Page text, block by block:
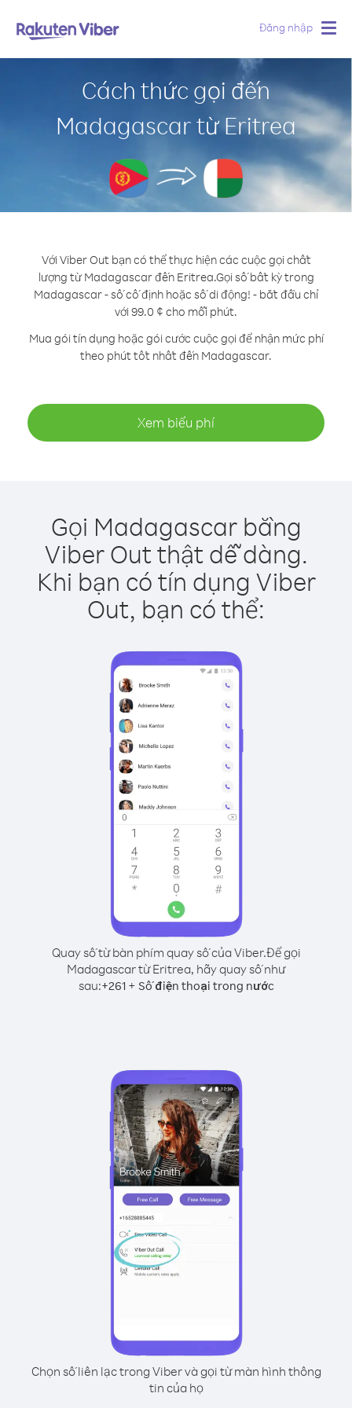
Đăng nhập
Cách thức gọi đến
Madagascar từ Eritrea
Với Viber Out bạn có thể thực hiện các cuộc gọi chất
lượng từ Madagascar đến Eritrea.Gọi số bất kỳ trong
Madagascar - số cố định hoặc số di động! - bắt đầu chỉ
với 99.0 ¢ cho mỗi phút.
Mua gói tín dụng hoặc gói cước cuộc gọi để nhận mức phí
theo phút tốt nhất đến Madagascar.
Xem biểu phí
Gọi Madagascar bằng
Viber Out thật dễ dàng.
Khi bạn có tín dụng Viber
Out, bạn có thể:
Quay số từ bàn phím quay số của Viber.Để gọi
Madagascar từ Eritrea, hãy quay số như
sau:+261+ Số điện thoại trong nước
Chọn số liên lạc trong Viber và gọi từ màn hình thông
tin của họ